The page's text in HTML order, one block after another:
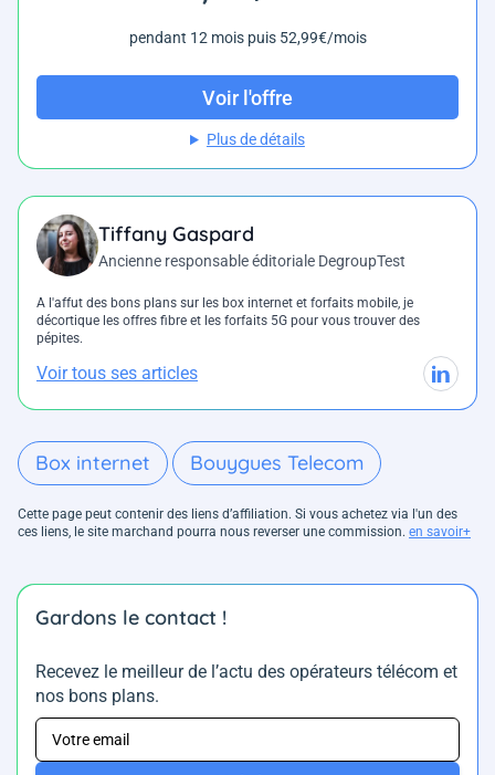
pendant 12 mois puis 52,99€/mois
Voir l'offre
Plus de détails
Tiffany Gaspard
Ancienne responsable éditoriale DegroupTest
A l'affut des bons plans sur les box internet et forfaits mobile, je
décortique les offres fibre et les forfaits 5G pour vous trouver des
pépites.
Voir tous ses articles
Box internet Bouygues Telecom
Cette page peut contenir des liens d’affiliation. Si vous achetez via l'un des
ces liens, le site marchand pourra nous reverser une commission. en savoir+
Gardons le contact !
Recevez le meilleur de l’actu des opérateurs télécom et
nos bons plans.